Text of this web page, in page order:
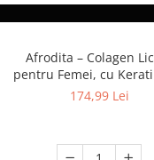
Afrodita – Colagen
pentru Femei, cu
Cistină și Vitamine
174,99 Lei